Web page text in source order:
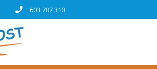
603 707 310